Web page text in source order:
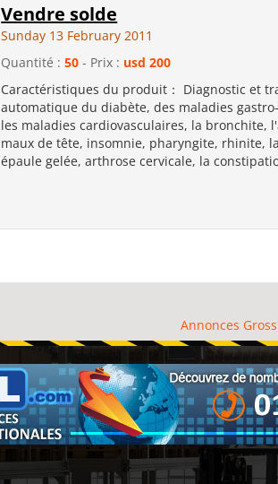
Vendre solde
Sunday 13 February 2011
Quantité :50 - Prix : usd 200
Caractéristiques du produit： Diagnostic et
automatique du diabète, des maladies
les maladies cardiovasculaires, la bronchite,
maux de tête, insomnie, pharyngite, rhinite,
épaule gelée, arthrose cervicale, la
Annonces